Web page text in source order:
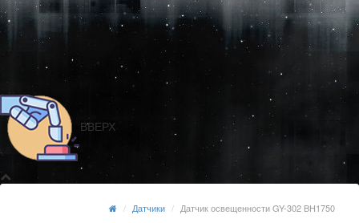
ВВЕРХ
Датчики Датчик освещенности GY-302 BH1750